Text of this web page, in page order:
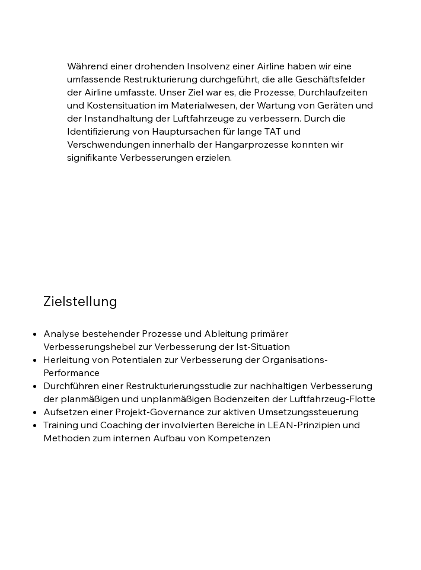
Während einer drohenden Insolvenz einer Airline haben wir eine
umfassende Restrukturierung durchgeführt, die alle Geschäftsfelder
der Airline umfasste. Unser Ziel war es, die Prozesse, Durchlaufzeiten
und Kostensituation im Materialwesen, der Wartung von Geräten und
der Instandhaltung der Luftfahrzeuge zu verbessern. Durch die
Identifizierung von Hauptursachen für lange TAT und
Verschwendungen innerhalb der Hangarprozesse konnten wir
signifikante Verbesserungen erzielen.
Analyse bestehender Prozesse und Ableitung primärer
Verbesserungshebel zur Verbesserung der Ist-Situation
Herleitung von Potentialen zur Verbesserung der Organisations-
Performance
Durchführen einer Restrukturierungsstudie zur nachhaltigen Verbesserung
der planmäßigen und unplanmäßigen Bodenzeiten der Luftfahrzeug-Flotte
Aufsetzen einer Projekt-Governance zur aktiven Umsetzungssteuerung
Training und Coaching der involvierten Bereiche in LEAN-Prinzipien und
Methoden zum internen Aufbau von Kompetenzen
Zielstellung